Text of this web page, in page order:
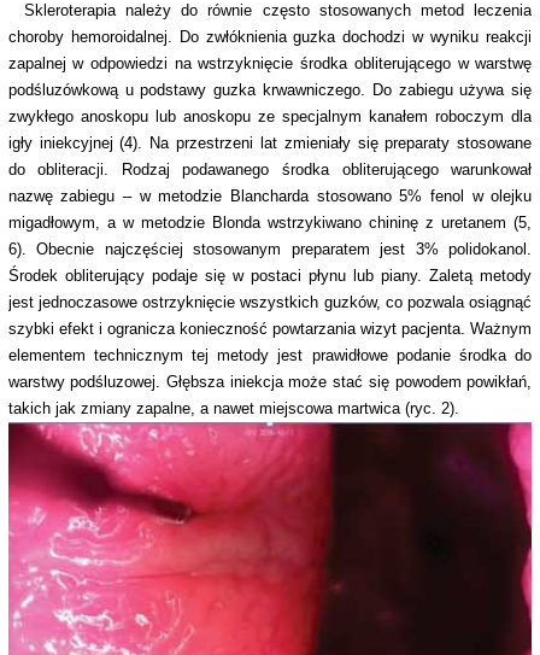
Skleroterapia należy do równie często stosowanych metod leczenia
choroby hemoroidalnej. Do zwłóknienia guzka dochodzi w wyniku reakcji
zapalnej w odpowiedzi na wstrzyknięcie środka obliterującego w warstwę
podśluzówkową u podstawy guzka krwawniczego. Do zabiegu używa się
zwykłego anoskopu lub anoskopu ze specjalnym kanałem roboczym dla
igły iniekcyjnej (4). Na przestrzeni lat zmieniały się preparaty stosowane
do obliteracji. Rodzaj podawanego środka obliterującego warunkował
nazwę zabiegu – w metodzie Blancharda stosowano 5% fenol w olejku
migadłowym, a w metodzie Blonda wstrzykiwano chininę z uretanem (5,
6). Obecnie najczęściej stosowanym preparatem jest 3% polidokanol.
Środek obliterujący podaje się w postaci płynu lub piany. Zaletą metody
jest jednoczasowe ostrzyknięcie wszystkich guzków, co pozwala osiągnąć
szybki efekt i ogranicza konieczność powtarzania wizyt pacjenta. Ważnym
elementem technicznym tej metody jest prawidłowe podanie środka do
warstwy podśluzowej. Głębsza iniekcja może stać się powodem powikłań,
takich jak zmiany zapalne, a nawet miejscowa martwica (ryc. 2).